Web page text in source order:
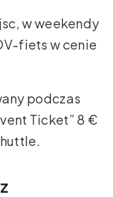
w weekendy
fiets w cenie
podczas
Ticket” 8 €